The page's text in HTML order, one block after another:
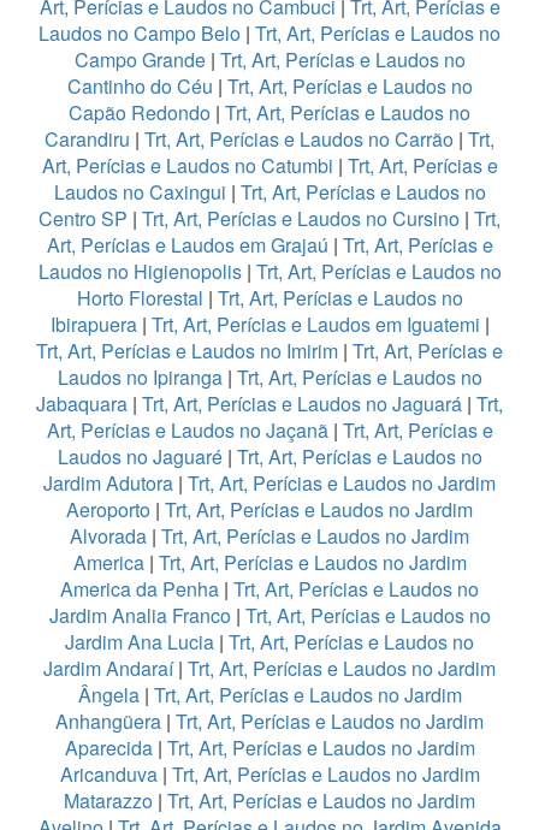
Art, Perícias e Laudos no Cambuci | Trt, Art, Perícias e
Laudos no Campo Belo | Trt, Art, Perícias e Laudos no
Campo Grande| Trt, Art, Perícias e Laudos no
Cantinho do Céu | Trt, Art, Perícias e Laudos no
Capão Redondo | Trt, Art, Perícias e Laudos no
Carandiru | Trt, Art, Perícias e Laudos no Carrão | Trt,
Art, Perícias e Laudos no Catumbi | Trt, Art, Perícias e
Laudos no Caxingui | Trt, Art, Perícias e Laudos no
Centro SP | Trt, Art, Perícias e Laudos no Cursino | Trt,
Art, Perícias e Laudos em Grajaú | Trt, Art, Perícias e
Laudos no Higienopolis| Trt, Art, Perícias e Laudos no
Horto Florestal | Trt, Art, Perícias e Laudos no
Ibirapuera| Trt, Art, Perícias e Laudos em Iguatemi |
Trt, Art, Perícias e Laudos no Imirim | Trt, Art, Perícias e
Laudos no Ipiranga| Trt, Art, Perícias e Laudos no
Jabaquara | Trt, Art, Perícias e Laudos no Jaguará | Trt,
Art, Perícias e Laudos no Jaçanã| Trt, Art, Perícias e
Laudos no Jaguaré| Trt, Art, Perícias e Laudos no
Jardim Adutora | Trt, Art, Perícias e Laudos no Jardim
Aeroporto | Trt, Art, Perícias e Laudos no Jardim
Alvorada | Trt, Art, Perícias e Laudos no Jardim
America| Trt, Art, Perícias e Laudos no Jardim
America da Penha | Trt, Art, Perícias e Laudos no
Jardim Analia Franco| Trt, Art, Perícias e Laudos no
Jardim Ana Lucia | Trt, Art, Perícias e Laudos no
Jardim Andaraí| Trt, Art, Perícias e Laudos no Jardim
Ângela| Trt, Art, Perícias e Laudos no Jardim
Anhangüera | Trt, Art, Perícias e Laudos no Jardim
Aparecida| Trt, Art, Perícias e Laudos no Jardim
Aricanduva| Trt, Art, Perícias e Laudos no Jardim
Matarazzo | Trt, Art, Perícias e Laudos no Jardim